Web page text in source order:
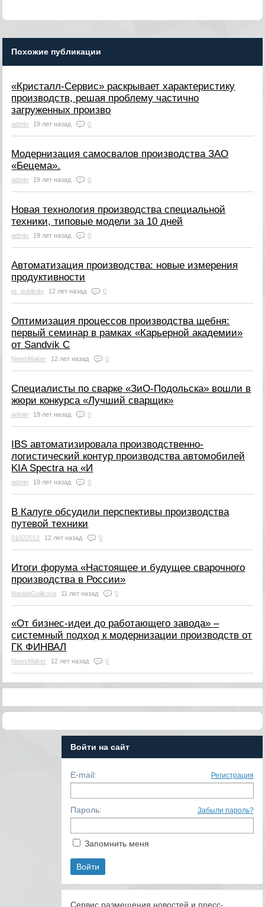
Похожие публикации
«Кристалл-Сервис» раскрывает характеристику
производств, решая проблему частично
загруженных произво
admin 19 лет назад 0
Модернизация самосвалов производства ЗАО
«Бецема».
admin 19 лет назад 0
Новая технология производства специальной
техники, типовые модели за 10 дней
admin 19 лет назад 0
Автоматизация производства: новые измерения
продуктивности
pr_publicity 12 лет назад 0
Оптимизация процессов производства щебня:
первый семинар в рамках «Карьерной академии»
от Sandvik C
NewsMaker 12 лет назад 0
Специалисты по сварке «ЗиО-Подольска» вошли в
жюри конкурса «Лучший сварщик»
admin 19 лет назад 0
IBS автоматизировала производственно-
логистический контур производства автомобилей
KIA Spectra на «И
admin 19 лет назад 0
В Калуге обсудили перспективы производства
путевой техники
01022012 12 лет назад 0
Итоги форума «Настоящее и будущее сварочного
производства в России»
NataliaGolikova 11 лет назад 0
«От бизнес-идеи до работающего завода» –
системный подход к модернизации производств от
ГК ФИНВАЛ
NewsMaker 12 лет назад 0
Войти на сайт
E-mail: Регистрация
Пароль: Забыли пароль?
Запомнить меня
Сервис размещения новостей и пресс-